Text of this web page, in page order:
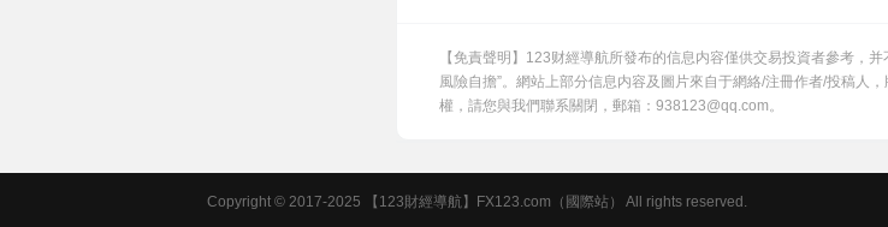
【免責聲明】123财經導航所發布的信息内容僅供交易投資者參考，并
風險自擔”。網站上部分信息内容及圖片來自于網絡/注冊作者/投稿人
權，請您與我們聯系關閉，郵箱：938123@qq.com。
Copyright © 2017-2025 【123財經導航】FX123.com（國際站） All rights reserved.